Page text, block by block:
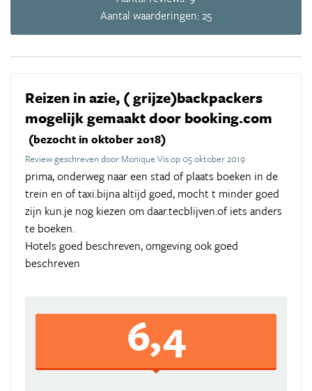
Aantal waarderingen: 25
Reizen in azie, ( grijze)backpackers
mogelijk gemaakt door booking.com
(bezocht in oktober 2018)
Review geschreven door Monique Vis op 05 oktober 2019
prima, onderweg naar een stad of plaats boeken in de
trein en of taxi.bijna altijd goed, mocht t minder goed
zijn kun.je nog kiezen om daar.tecblijven.of iets anders
te boeken.
Hotels goed beschreven, omgeving ook goed
beschreven
6,4